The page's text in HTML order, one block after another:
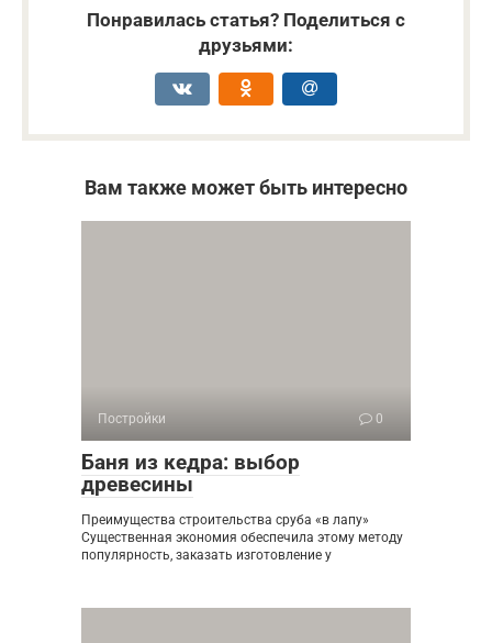
Понравилась статья? Поделиться с
друзьями:
Вам также может быть интересно
Постройки 0
Баня из кедра: выбор
древесины
Преимущества строительства сруба «в лапу»
Существенная экономия обеспечила этому методу
популярность, заказать изготовление у